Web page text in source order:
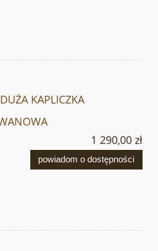
KAPLICZKA
1 290,00 zł
powiadom o dostępności